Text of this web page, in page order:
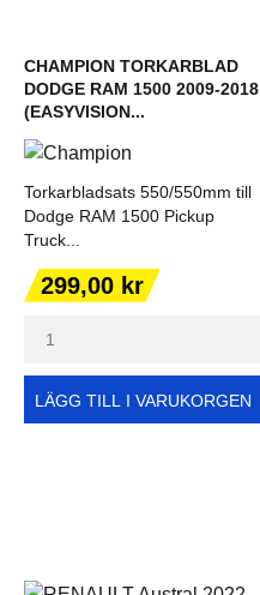
CHAMPION TORKARBLAD
DODGE RAM 1500 2009-2018
(EASYVISION...
Torkarbladsats 550/550mm till
Dodge RAM 1500 Pickup
Truck...
Pris
299,00 kr
LÄGG TILL I VARUKORGEN